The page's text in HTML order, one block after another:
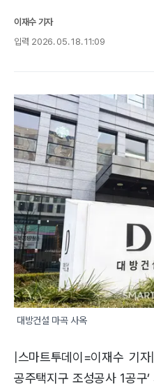
이재수 기자
입력 2026. 05. 18. 11:09
대방건설 마곡 사옥
|스마트투데이=이재수 기
공주택지구 조성공사 1공구